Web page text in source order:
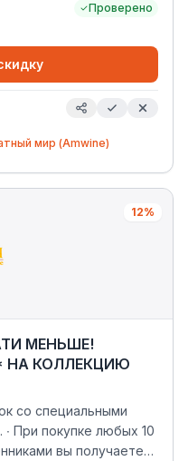
Проверено
мир (Amwine)
12%
МЕНЬШЕ!
НА КОЛЛЕКЦИЮ
со специальными
При покупке любых 10
вы получаете